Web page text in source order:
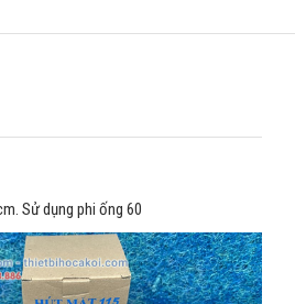
Sử dụng phi ống 60